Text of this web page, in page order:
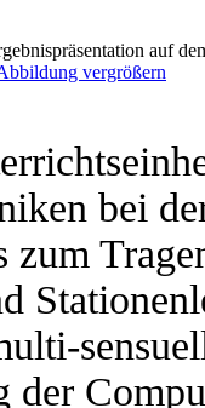
auf
vergrößern
bei
zum
der